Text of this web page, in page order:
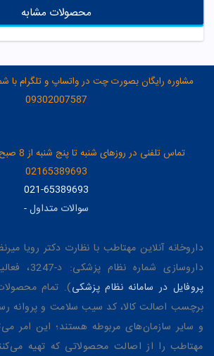
محصولات مشابه
09302007587
02165389693
021-65389693
سوالات متداول-
داروخانه آنلاین مهتاطب با نظارت دکتر رویا
داروسازی شماره نظام پزشکی: د-3247، فعالیت می‌کند. (
پروفایل در سامانه نظام پزشکی). تمام
برچسب اصالت کالا، کد سیب سلامت و پروانه
و سایر سازمان‌های مربوطه هستند؛ این امر
مهتاطب را از اصالت محصولاتی که تهیه